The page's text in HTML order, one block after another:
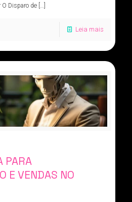
Disparo de[…]
Leia mais
PARA
E VENDAS NO